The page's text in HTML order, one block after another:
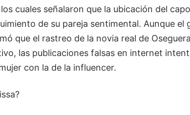
cuales señalaron que la ubicación del
de su pareja sentimental. Aunque el
que el rastreo de la novia real de
las publicaciones falsas en internet
con la de la influencer.